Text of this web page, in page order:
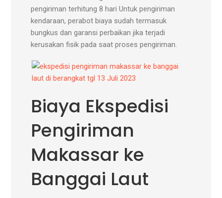
pengiriman terhitung 8 hari Untuk pengiriman
kendaraan, perabot biaya sudah termasuk
bungkus dan garansi perbaikan jika terjadi
kerusakan fisik pada saat proses pengiriman.
Biaya Ekspedisi
Pengiriman
Makassar ke
Banggai Laut